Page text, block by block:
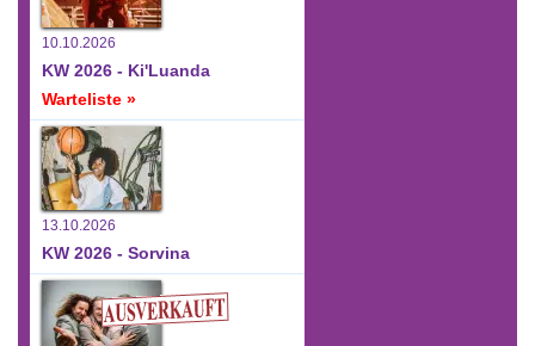
10.10.2026
KW 2026 - Ki'Luanda
Warteliste »
13.10.2026
KW 2026 - Sorvina